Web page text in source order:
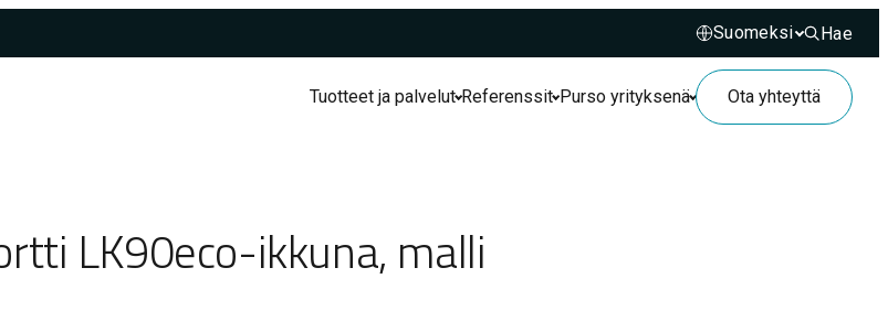
Hae
Hae
Tuotteet ja palvelut Referenssit Purso yrityksenä Ota yhteyttä
LK90eco-ikkuna, malli